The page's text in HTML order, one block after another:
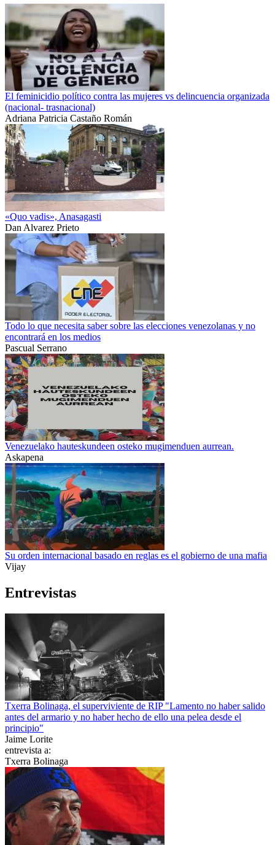
El feminicidio político contra las mujeres vs delincuencia organizada
(nacional- trasnacional)
Adriana Patricia Castaño Román
«Quo vadis», Anasagasti
Dan Alvarez Prieto
Todo lo que necesita saber sobre las elecciones venezolanas y no
encontrará en los medios
Pascual Serrano
Venezuelako hauteskundeen osteko mugimenduen aurrean.
Askapena
Su orden internacional basado en reglas es el gobierno de una mafia
Vijay
Entrevistas
Txerra Bolinaga, el superviviente de RIP "Lamento no haber salido
antes del armario y no haber hecho de ello una pelea desde el
principio"
Jaime Lorite
entrevista a:
Txerra Bolinaga